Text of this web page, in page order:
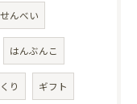
んべい
はんぶんこ
り ギフト